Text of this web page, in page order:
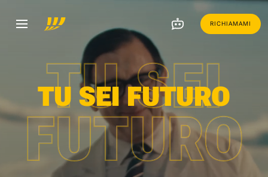
RICHIAMAMI
TU SEI
FUTURO
TU SEI FUTURO